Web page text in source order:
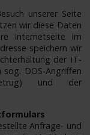
unserer Seite
wir diese Daten
Internetseite im
speichern wir
der IT-
sog. DOS-Angriffen
und der
Anfrage- und